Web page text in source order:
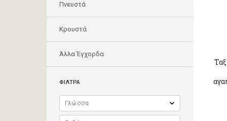
Πνευστά
Κρουστά
Άλλα Έγχορδα
ΦΙΛΤΡΑ